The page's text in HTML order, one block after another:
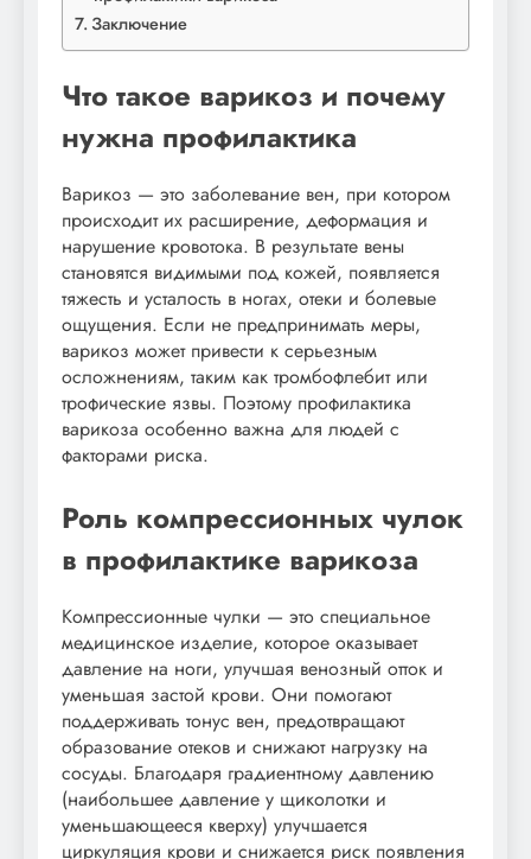
Заключение
Что такое варикоз и почему
нужна профилактика
Варикоз — это заболевание вен, при котором
происходит их расширение, деформация и
нарушение кровотока. В результате вены
становятся видимыми под кожей, появляется
тяжесть и усталость в ногах, отеки и болевые
ощущения. Если не предпринимать меры,
варикоз может привести к серьезным
осложнениям, таким как тромбофлебит или
трофические язвы. Поэтому профилактика
варикоза особенно важна для людей с
факторами риска.
Роль компрессионных чулок
в профилактике варикоза
Компрессионные чулки — это специальное
медицинское изделие, которое оказывает
давление на ноги, улучшая венозный отток и
уменьшая застой крови. Они помогают
поддерживать тонус вен, предотвращают
образование отеков и снижают нагрузку на
сосуды. Благодаря градиентному давлению
(наибольшее давление у щиколотки и
уменьшающееся кверху) улучшается
циркуляция крови и снижается риск появления